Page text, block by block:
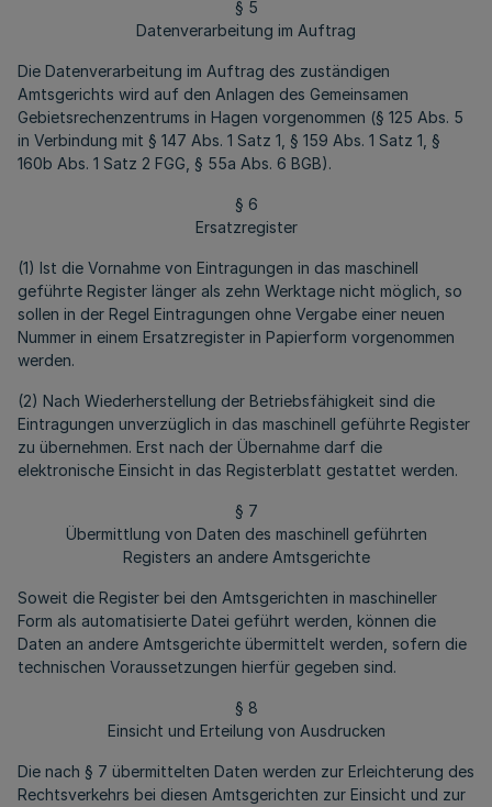
§ 5
Datenverarbeitung im Auftrag
Die Datenverarbeitung im Auftrag des zuständigen
Amtsgerichts wird auf den Anlagen des Gemeinsamen
Gebietsrechenzentrums in Hagen vorgenommen (§ 125 Abs. 5
in Verbindung mit § 147 Abs. 1 Satz 1, § 159 Abs. 1 Satz 1, §
160b Abs. 1 Satz 2 FGG, § 55a Abs. 6 BGB).
§ 6
Ersatzregister
(1) Ist die Vornahme von Eintragungen in das maschinell
geführte Register länger als zehn Werktage nicht möglich, so
sollen in der Regel Eintragungen ohne Vergabe einer neuen
Nummer in einem Ersatzregister in Papierform vorgenommen
werden.
(2) Nach Wiederherstellung der Betriebsfähigkeit sind die
Eintragungen unverzüglich in das maschinell geführte Register
zu übernehmen. Erst nach der Übernahme darf die
elektronische Einsicht in das Registerblatt gestattet werden.
§ 7
Übermittlung von Daten des maschinell geführten
Registers an andere Amtsgerichte
Soweit die Register bei den Amtsgerichten in maschineller
Form als automatisierte Datei geführt werden, können die
Daten an andere Amtsgerichte übermittelt werden, sofern die
technischen Voraussetzungen hierfür gegeben sind.
§ 8
Einsicht und Erteilung von Ausdrucken
Die nach § 7 übermittelten Daten werden zur Erleichterung des
Rechtsverkehrs bei diesen Amtsgerichten zur Einsicht und zur